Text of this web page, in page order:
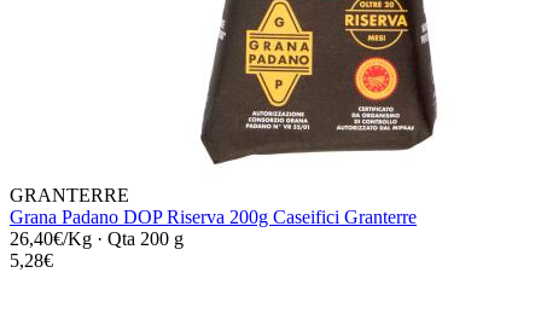
GRANTERRE
Grana Padano DOP Riserva 200g Caseifici Granterre
26,40€/Kg · Qta 200 g
5,28€